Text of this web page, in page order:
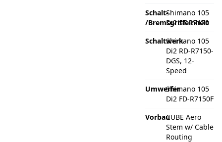
Schalt-
/Bremsgriffeinheit
Shimano 105
Di2 ST-R7170
SchaltwerkShimano 105
Di2 RD-R7150-
DGS, 12-
Speed
UmwerferShimano 105
Di2 FD-R7150F
VorbauCUBE Aero
Stem w/ Cable
Routing